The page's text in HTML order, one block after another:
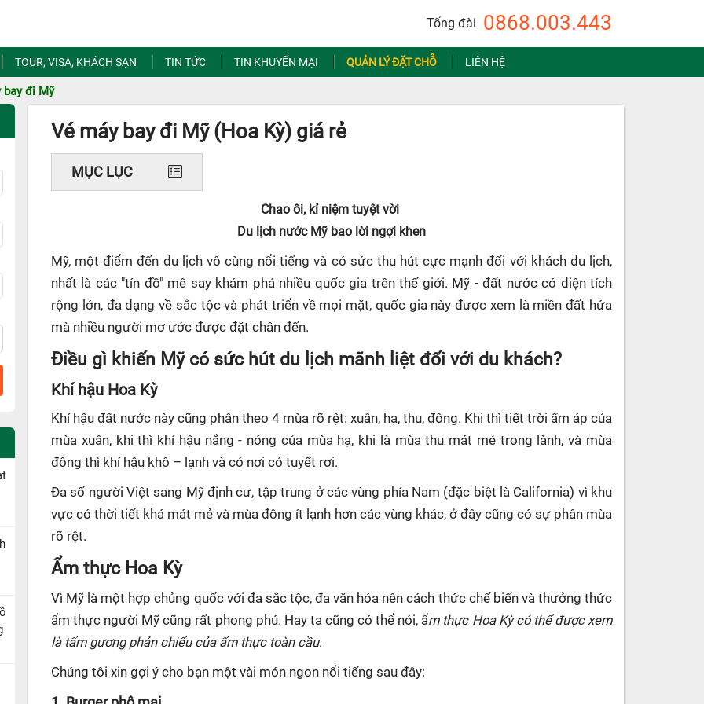
Tổng đài 0868.003.443
TOUR, VISA, KHÁCH SẠN TIN TỨC TIN KHUYẾN MẠI QUẢN LÝ ĐẶT CHỖ LIÊN HỆ
bay đi Mỹ
Vé máy bay đi Mỹ (Hoa Kỳ) giá rẻ
MỤC LỤC
Chao ôi, kỉ niệm tuyệt vời
Du lịch nước Mỹ bao lời ngợi khen
Mỹ, một điểm đến du lịch vô cùng nổi tiếng và có sức thu hút cực mạnh đối với khách du lịch,
nhất là các "tín đồ" mê say khám phá nhiều quốc gia trên thế giới. Mỹ - đất nước có diện tích
rộng lớn, đa dạng về sắc tộc và phát triển về mọi mặt, quốc gia này được xem là miền đất hứa
mà nhiều người mơ ước được đặt chân đến.
Điều gì khiến Mỹ có sức hút du lịch mãnh liệt đối với du khách?
Khí hậu Hoa Kỳ
Khí hậu đất nước này cũng phân theo 4 mùa rõ rệt: xuân, hạ, thu, đông. Khi thì tiết trời ấm áp của
mùa xuân, khi thì khí hậu nắng - nóng của mùa hạ, khi là mùa thu mát mẻ trong lành, và mùa
đông thì khí hậu khô – lạnh và có nơi có tuyết rơi.
Đa số người Việt sang Mỹ định cư, tập trung ở các vùng phía Nam (đặc biệt là California) vì khu
vực có thời tiết khá mát mẻ và mùa đông ít lạnh hơn các vùng khác, ở đây cũng có sự phân mùa
rõ rệt.
Ẩm thực Hoa Kỳ
Vì Mỹ là một hợp chủng quốc với đa sắc tộc, đa văn hóa nên cách thức chế biến và thưởng thức
ẩm thực người Mỹ cũng rất phong phú. Hay ta cũng có thể nói, ẩm thực Hoa Kỳ có thể được xem
là tấm gương phản chiếu của ẩm thực toàn cầu.
Chúng tôi xin gợi ý cho bạn một vài món ngon nổi tiếng sau đây: